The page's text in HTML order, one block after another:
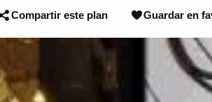
Compartir este plan Guardar en